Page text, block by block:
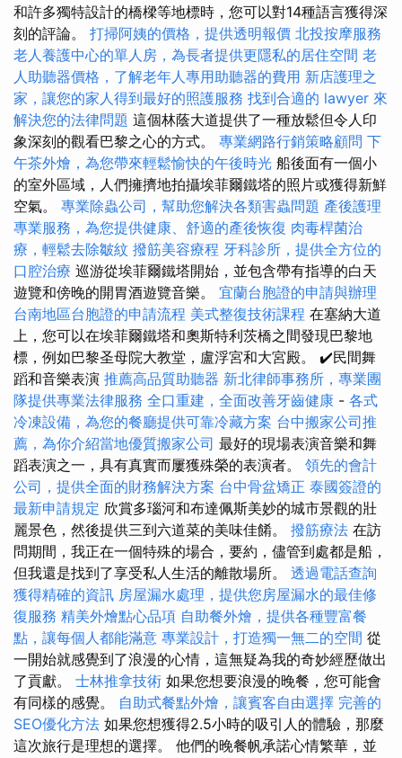
和許多獨特設計的橋樑等地標時，您可以對14種語言獲得深
刻的評論。 打掃阿姨的價格，提供透明報價 北投按摩服務
老人養護中心的單人房，為長者提供更隱私的居住空間 老
人助聽器價格，了解老年人專用助聽器的費用 新店護理之
家，讓您的家人得到最好的照護服務 找到合適的 lawyer 來
解決您的法律問題 這個林蔭大道提供了一種放鬆但令人印
象深刻的觀看巴黎之心的方式。 專業網路行銷策略顧問 下
午茶外燴，為您帶來輕鬆愉快的午後時光 船後面有一個小
的室外區域，人們擁擠地拍攝埃菲爾鐵塔的照片或獲得新鮮
空氣。 專業除蟲公司，幫助您解決各類害蟲問題 產後護理
專業服務，為您提供健康、舒適的產後恢復 肉毒桿菌治
療，輕鬆去除皺紋 撥筋美容療程 牙科診所，提供全方位的
口腔治療 巡游從埃菲爾鐵塔開始，並包含帶有指導的白天
遊覽和傍晚的開胃酒遊覽音樂。 宜蘭台胞證的申請與辦理
台南地區台胞證的申請流程 美式整復技術課程 在塞納大道
上，您可以在埃菲爾鐵塔和奧斯特利茨橋之間發現巴黎地
標，例如巴黎圣母院大教堂，盧浮宮和大宮殿。 ✔️民間舞
蹈和音樂表演 推薦高品質助聽器 新北律師事務所，專業團
隊提供專業法律服務 全口重建，全面改善牙齒健康 - 各式
冷凍設備，為您的餐廳提供可靠冷藏方案 台中搬家公司推
薦，為你介紹當地優質搬家公司 最好的現場表演音樂和舞
蹈表演之一，具有真實而屢獲殊榮的表演者。 領先的會計
公司，提供全面的財務解決方案 台中骨盆矯正 泰國簽證的
最新申請規定 欣賞多瑙河和布達佩斯美妙的城市景觀的壯
麗景色，然後提供三到六道菜的美味佳餚。 撥筋療法 在訪
問期間，我正在一個特殊的場合，要約，儘管到處都是船，
但我還是找到了享受私人生活的離散場所。 透過電話查詢
獲得精確的資訊 房屋漏水處理，提供您房屋漏水的最佳修
復服務 精美外燴點心品項 自助餐外燴，提供各種豐富餐
點，讓每個人都能滿意 專業設計，打造獨一無二的空間 從
一開始就感覺到了浪漫的心情，這無疑為我的奇妙經歷做出
了貢獻。 士林推拿技術 如果您想要浪漫的晚餐，您可能會
有同樣的感覺。 自助式餐點外燴，讓賓客自由選擇 完善的
SEO優化方法 如果您想獲得2.5小時的吸引人的體驗，那麼
這次旅行是理想的選擇。 他們的晚餐帆承諾心情繁華，並